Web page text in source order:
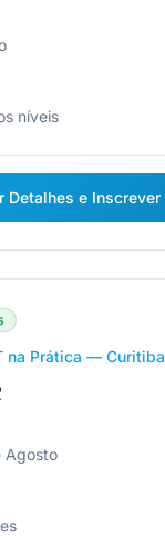
níveis
Detalhes e Inscrever
na Prática — Curitiba
Agosto